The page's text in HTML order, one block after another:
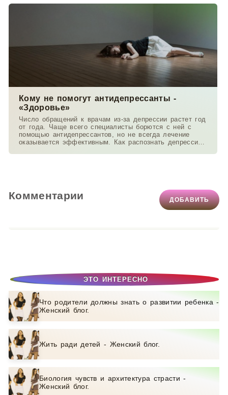
ЭТО ИНТЕРЕСНО
Что родители должны знать о развитии ребенка -
Женский блог.
Жить ради детей - Женский блог.
Биология чувств и архитектура страсти -
Женский блог.
Кому не помогут антидепрессанты -
«Здоровье»
Число обращений к врачам из-за депрессии растет год
от года. Чаще всего специалисты борются с ней с
помощью антидепрессантов, но не всегда лечение
оказывается эффективным. Как распознать депрессию
Комментарии ДОБАВИТЬ